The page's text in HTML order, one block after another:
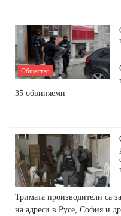
Общество
35 обвиняеми
Тримата производители са
на адреси в Русе, София и